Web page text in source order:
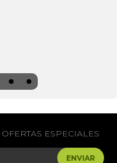
OFERTAS ESPECIALES
ENVIAR